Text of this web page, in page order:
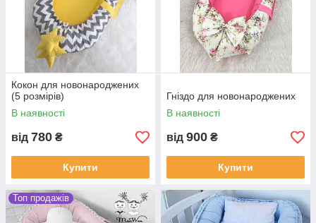
Кокон для новонароджених
(5 розмірів)
В наявності
від 780 ₴
Купити
Гніздо для новонароджених
В наявності
від 900 ₴
Купити
Топ продажів